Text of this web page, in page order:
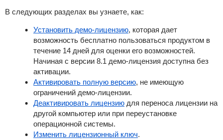
В следующих разделах вы узнаете, как:
Установить демо-лицензию, которая дает
возможность бесплатно пользоваться продуктом в
течение 14 дней для оценки его возможностей.
Начиная с версии 8.1 демо-лицензия доступна без
активации.
Активировать полную версию, не имеющую
ограничений демо-лицензии.
Деактивировать лицензиюдля переноса лицензии на
другой компьютер или при переустановке
операционной системы.
Изменить лицензионный ключ.